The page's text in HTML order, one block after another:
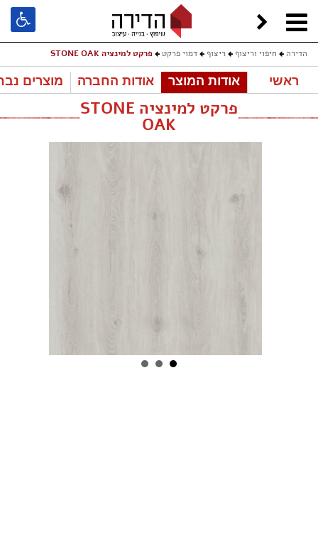
הדירה חיפוי וריצוף ריצוף דמוי פרקט פרקט למינציה STONE OAK
ראשי אודות המוצר אודות החברה מוצרים
פרקט למינציה STONE
OAK